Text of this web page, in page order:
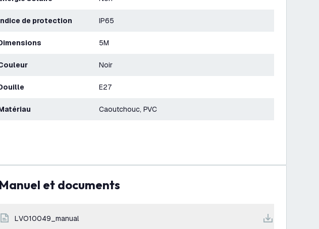
Indice de protection IP65
Dimensions 5M
Couleur Noir
Douille E27
Matériau Caoutchouc, PVC
Manuel et documents
LVO10049_manual